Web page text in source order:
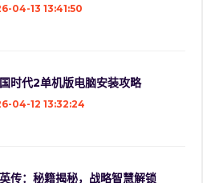
04-13 13:41:50
时代2单机版电脑安装攻略
04-12 13:32:24
传：秘籍揭秘，战略智慧解锁